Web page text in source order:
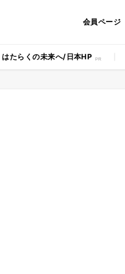
会員ページ
はたらくの未来へ/日本HP